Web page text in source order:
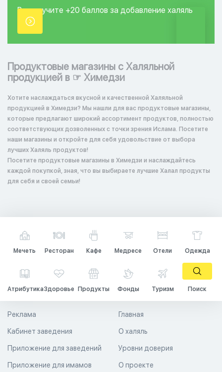
Вы получите +20 баллов за добавление халяль
точки.
Продуктовые магазины с Халяльной
продукцией в ☞ Химедзи
Хотите наслаждаться вкусной и качественной Халяльной
продукцией в Химедзи? Мы нашли для вас продуктовые магазины,
которые предлагают широкий ассортимент продуктов, полностью
соответствующих дозволенных с точки зрения Ислама. Посетите
наши магазины и откройте для себя удовольствие от выбора
лучших Халяль продуктов!
Посетите продуктовые магазины в Химедзи и наслаждайтесь
каждой покупкой, зная, что вы выбираете лучшие Халал продукты
для себя и своей семьи!
Мечеть Ресторан Кафе Медресе Отели Одежда
АтрибутикаЗдоровье Продукты Фонды Туризм Поиск
Главная
О халяль
Уровни доверия
Реклама
Кабинет заведения
Приложение для заведений
Приложение для имамов О проекте